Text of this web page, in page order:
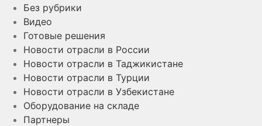
Без рубрики
Видео
Готовые решения
Новости отрасли в России
Новости отрасли в Таджикистане
Новости отрасли в Турции
Новости отрасли в Узбекистане
Оборудование на складе
Партнеры